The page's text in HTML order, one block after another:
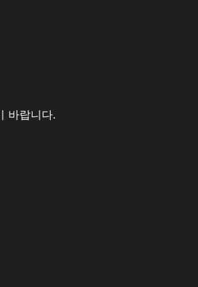
바랍니다.